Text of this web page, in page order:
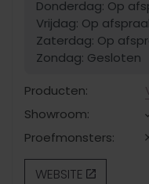
Donderdag: Op
Vrijdag: Op
Zaterdag: Op
Zondag: Gesloten
Producten:
Showroom:
Proefmonsters:
WEBSITE